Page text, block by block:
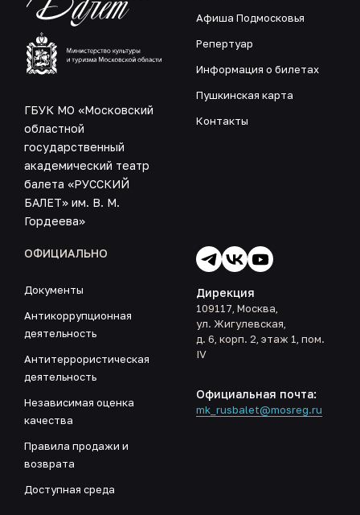
ГБУК МО «Московский
областной
государственный
академический театр
балета «РУССКИЙ
БАЛЕТ» им. В. М.
Гордеева»
Афиша Подмосковья
Репертуар
Информация о билетах
Пушкинская карта
Контакты
ОФИЦИАЛЬНО
Документы
Антикоррупционная
деятельность
Антитеррористическая
деятельность
Независимая оценка
качества
Правила продажи и
возврата
Доступная среда
Дирекция
109117, Москва,
ул. Жигулевская,
д. 6, корп. 2, этаж 1, пом.
IV
Официальная почта:
mk_rusbalet@mosreg.ru